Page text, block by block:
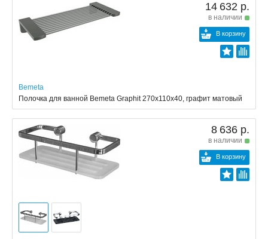
14 632 р.
в наличии
В корзину
Bemeta
Полочка для ванной Bemeta Graphit 270x110x40, графит матовый
8 636 р.
в наличии
В корзину